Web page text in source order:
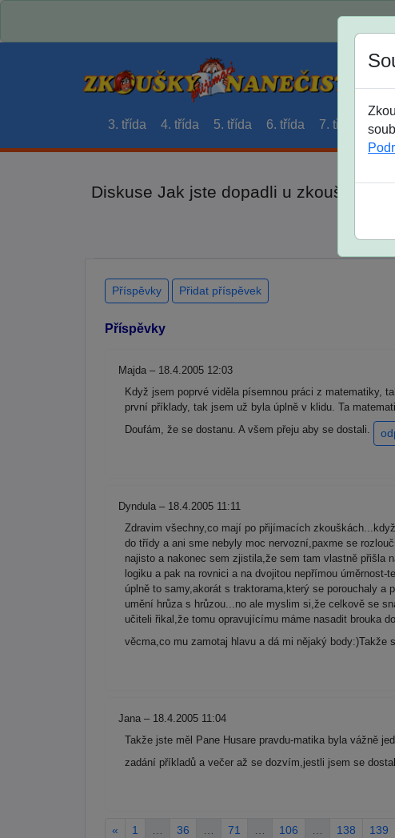
3. třída 4. třída 5. třída 6. třída 7. třída 8.
Diskuse Jak jste dopadli u zkoušek na
Příspěvky Přidat příspěvek
Příspěvky
Majda – 18.4.2005 12:03
Když jsem poprvé viděla písemnou práci z matematiky,
první příklady, tak jsem už byla úplně v klidu. Ta
Doufám, že se dostanu. A všem přeju aby se dostali.
Dyndula – 18.4.2005 11:11
Zdravim všechny,co mají po přijímacích
do třídy a ani sme nebyly moc nervozní,paxme se
najisto a nakonec sem zjistila,že sem tam vlastně přišla
logiku a pak na rovnici a na dvojitou nepřímou
úplně to samy,akorát s traktorama,který se porouchaly
umění hrůza s hrůzou...no ale myslim si,že celkově se
učiteli řikal,že tomu opravujícímu máme nasadit brouka
věcma,co mu zamotaj hlavu a dá mi nějaký
Jana – 18.4.2005 11:04
Takže jste měl Pane Husare pravdu-matika byla vážně
zadání příkladů a večer až se dozvím,jestli jsem se
« 1 36 71 106 138 139